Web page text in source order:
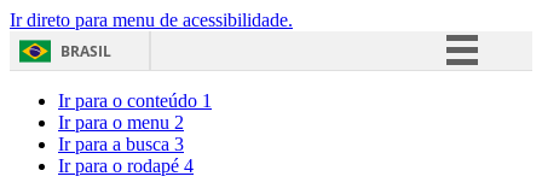
Ir direto para menu de acessibilidade.
BRASIL
Ir para o conteúdo 1
Ir para o menu 2
Ir para a busca 3
Ir para o rodapé 4